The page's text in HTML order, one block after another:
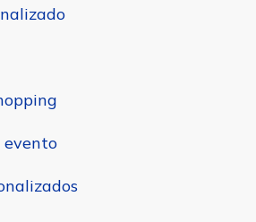
evento